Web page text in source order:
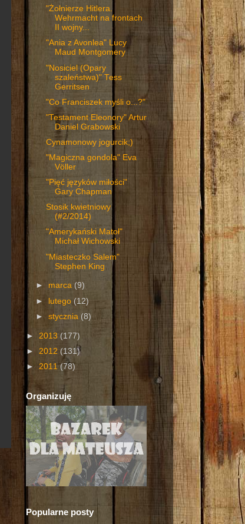
"Żołnierze Hitlera.
Wehrmacht na frontach
II wojny...
"Ania z Avonlea" Lucy
Maud Montgomery
"Nosiciel (Opary
szaleństwa)" Tess
Gerritsen
"Co Franciszek myśli o...?"
"Testament Eleonory" Artur
Daniel Grabowski
Cynamonowy jogurcik;)
"Magiczna gondola" Eva
Völler
"Pięć języków miłości"
Gary Chapman
Stosik kwietniowy
(#2/2014)
"Amerykański Matoł"
Michał Wichowski
"Miasteczko Salem"
Stephen King
► marca (9)
► lutego (12)
►stycznia (8)
► 2013 (177)
► 2012 (131)
► 2011(78)
Organizuję
Popularne posty